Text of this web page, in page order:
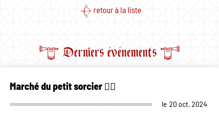
retour à la liste
Derniers événements
Marché du petit sorcier 🧙‍♂️
le 20 oct. 2024